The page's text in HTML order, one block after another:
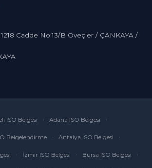
Cadde No:13/B Öveçler / ÇANKAYA /
ISO Belgesi Adana ISO Belgesi
Belgelendirme Antalya ISO Belgesi
İzmir ISO Belgesi Bursa ISO Belgesi